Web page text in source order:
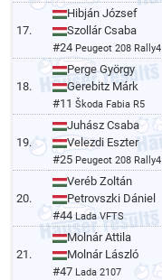
17.
Hibján József
Szollár Csaba
#24 Peugeot 208 Rally4
18.
Perge György
Gerebitz Márk
#11Škoda Fabia R5
19.
Juhász Csaba
Velezdi Eszter
#25 Peugeot 208 Rally4
20.
Veréb Zoltán
Petrovszki Dániel
#44Lada VFTS
21.
Molnár Attila
Molnár László
#47 Lada 2107